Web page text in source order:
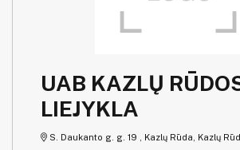
UAB KAZLŲ
LIEJYKLA
S. Daukanto g. g. 19 , Kazlų Rūda, Kazlų